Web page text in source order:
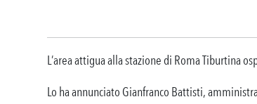
L’area attigua alla stazione di Roma Tiburtina
Lo ha annunciato Gianfranco Battisti,